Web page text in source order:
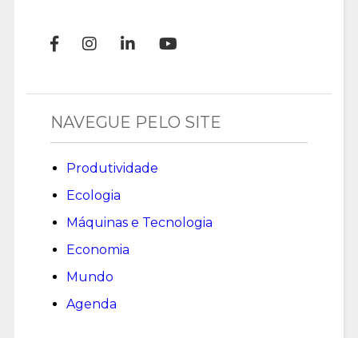
NAVEGUE PELO SITE
Produtividade
Ecologia
Máquinas e Tecnologia
Economia
Mundo
Agenda